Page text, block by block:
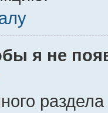
я не